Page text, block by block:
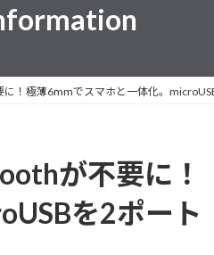
！極薄6mmでスマホと一体化。
が不要に！
を2ポート